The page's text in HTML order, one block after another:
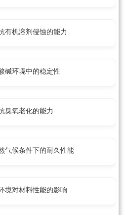
有机溶剂侵蚀的能力
碱环境中的稳定性
臭氧老化的能力
气候条件下的耐久性能
境对材料性能的影响